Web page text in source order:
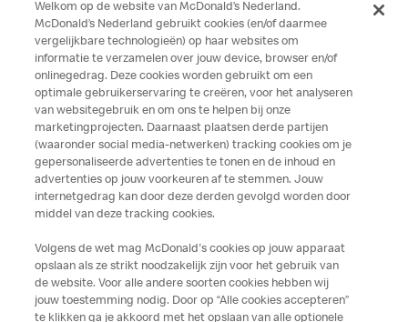
van broeikasgassen in de
zuivelketen terug te dringen
Partnerships|17.10.2023
View full page
McDonald’s stapt over op
regionaal opgewekte groene
stroom
Impact, Partnerships|08.01.2023
View full page
Load more
Welkom op de website van McDonald’s Nederland.
McDonald’s Nederland gebruikt cookies (en/of daarmee
vergelijkbare technologieën) op haar websites om
informatie te verzamelen over jouw device, browser en/of
onlinegedrag. Deze cookies worden gebruikt om een
optimale gebruikerservaring te creëren, voor het analyseren
van websitegebruik en om ons te helpen bij onze
marketingprojecten. Daarnaast plaatsen derde partijen
(waaronder social media-netwerken) tracking cookies om je
gepersonaliseerde advertenties te tonen en de inhoud en
advertenties op jouw voorkeuren af te stemmen. Jouw
internetgedrag kan door deze derden gevolgd worden door
middel van deze tracking cookies.
Volgens de wet mag McDonald's cookies op jouw apparaat
opslaan als ze strikt noodzakelijk zijn voor het gebruik van
de website. Voor alle andere soorten cookies hebben wij
jouw toestemming nodig. Door op “Alle cookies accepteren”
te klikken ga je akkoord met het opslaan van alle optionele